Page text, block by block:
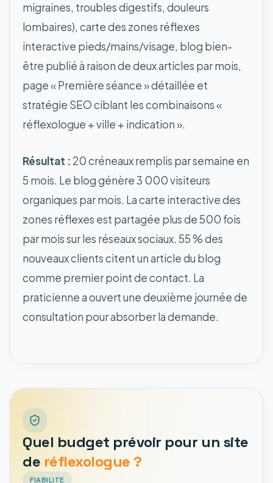
migraines, troubles digestifs, douleurs
lombaires), carte des zones réflexes
interactive pieds/mains/visage, blog bien-
être publié à raison de deux articles par mois,
page « Première séance » détaillée et
stratégie SEO ciblant les combinaisons «
réflexologue + ville + indication ».
Résultat : 20 créneaux remplis par semaine en
5 mois. Le blog génère 3 000 visiteurs
organiques par mois. La carte interactive des
zones réflexes est partagée plus de 500 fois
par mois sur les réseaux sociaux. 55 % des
nouveaux clients citent un article du blog
comme premier point de contact. La
praticienne a ouvert une deuxième journée de
consultation pour absorber la demande.
Quel budget prévoir pour un site
de réflexologue ?
FIABILITE